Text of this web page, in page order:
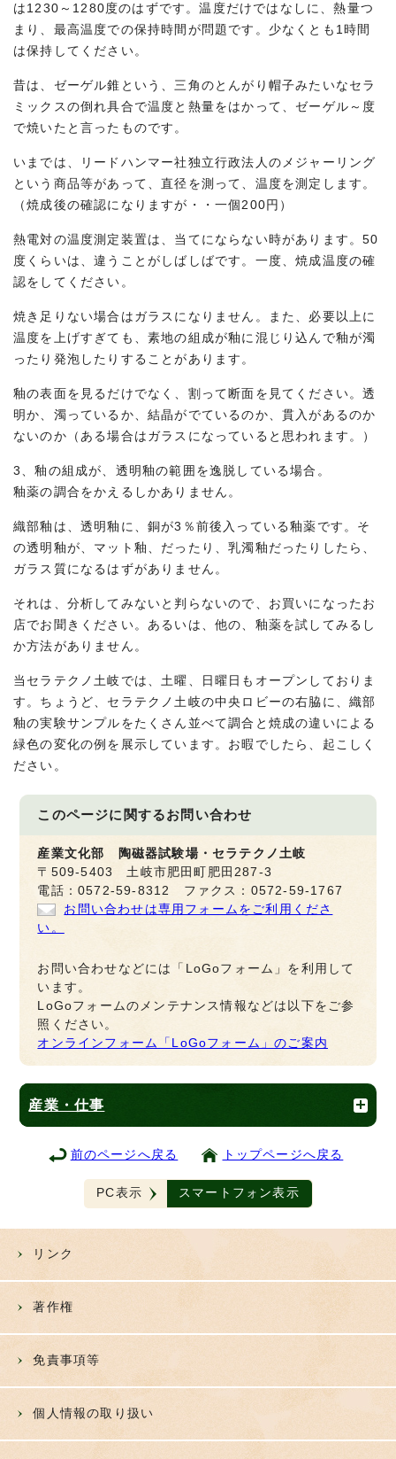
は1230～1280度のはずです。温度だけではなしに、熱量つ
まり、最高温度での保持時間が問題です。少なくとも1時間
は保持してください。
昔は、ゼーゲル錐という、三角のとんがり帽子みたいなセラ
ミックスの倒れ具合で温度と熱量をはかって、ゼーゲル～度
で焼いたと言ったものです。
いまでは、リードハンマー社独立行政法人のメジャーリング
という商品等があって、直径を測って、温度を測定します。
（焼成後の確認になりますが・・一個200円）
熱電対の温度測定装置は、当てにならない時があります。50
度くらいは、違うことがしばしばです。一度、焼成温度の確
認をしてください。
焼き足りない場合はガラスになりません。また、必要以上に
温度を上げすぎても、素地の組成が釉に混じり込んで釉が濁
ったり発泡したりすることがあります。
釉の表面を見るだけでなく、割って断面を見てください。透
明か、濁っているか、結晶がでているのか、貫入があるのか
ないのか（ある場合はガラスになっていると思われます。）
3、釉の組成が、透明釉の範囲を逸脱している場合。
釉薬の調合をかえるしかありません。
織部釉は、透明釉に、銅が3％前後入っている釉薬です。そ
の透明釉が、マット釉、だったり、乳濁釉だったりしたら、
ガラス質になるはずがありません。
それは、分析してみないと判らないので、お買いになったお
店でお聞きください。あるいは、他の、釉薬を試してみるし
か方法がありません。
当セラテクノ土岐では、土曜、日曜日もオープンしておりま
す。ちょうど、セラテクノ土岐の中央ロビーの右脇に、織部
釉の実験サンプルをたくさん並べて調合と焼成の違いによる
緑色の変化の例を展示しています。お暇でしたら、起こしく
ださい。
このページに関するお問い合わせ
産業文化部 陶磁器試験場・セラテクノ土岐
〒509-5403 土岐市肥田町肥田287-3
電話：0572-59-8312 ファクス：0572-59-1767
お問い合わせは専用フォームをご利用くださ
い。
お問い合わせなどには「LoGoフォーム」を利用して
います。
LoGoフォームのメンテナンス情報などは以下をご参
照ください。
オンラインフォーム「LoGoフォーム」のご案内
産業・仕事
前のページへ戻る トップページへ戻る
PC表示 スマートフォン表示
リンク
著作権
免責事項等
個人情報の取り扱い